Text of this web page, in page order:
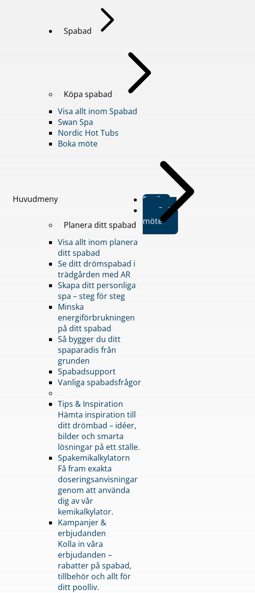
Huvudmeny
Spabad
Köpa spabad
Visa allt inom Spabad
Swan Spa
Nordic Hot Tubs
Boka möte
Planera ditt spabad
Visa allt inom planera
ditt spabad
Se ditt drömspabad i
trädgården med AR
Skapa ditt personliga
spa – steg för steg
Minska
energiförbrukningen
på ditt spabad
Så bygger du ditt
spaparadis från
grunden
Spabadsupport
Vanliga spabadsfrågor
Tips & Inspiration
Hämta inspiration till
ditt drömbad – idéer,
bilder och smarta
lösningar på ett ställe.
Spakemikalkylatorn
Få fram exakta
doseringsanvisningar
genom att använda
dig av vår
kemikalkylator.
Kampanjer &
erbjudanden
Kolla in våra
erbjudanden –
rabatter på spabad,
tillbehör och allt för
ditt poolliv.
Butiker
Boka
möte